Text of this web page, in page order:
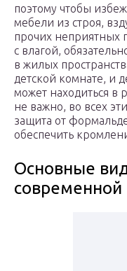
поэтому чтобы
мебели из строя,
прочих неприятных
с влагой,
в жилых
детской комнате, и
может находиться
не важно, во всех
защита от
обеспечить
Основные